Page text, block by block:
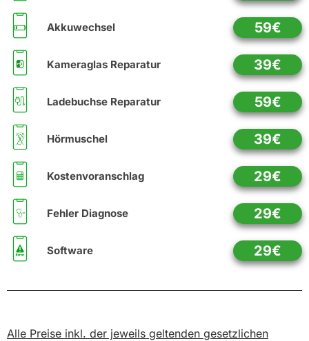
Akkuwechsel 59€
Kameraglas Reparatur 39€
Ladebuchse Reparatur 59€
Hörmuschel 39€
Kostenvoranschlag 29€
Fehler Diagnose 29€
Software 29€
Alle Preise inkl. der jeweils geltenden gesetzlichen